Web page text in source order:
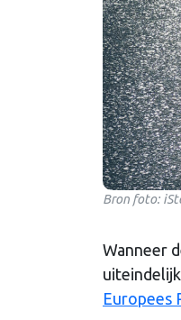
Bron foto:
Wanneer
Europees